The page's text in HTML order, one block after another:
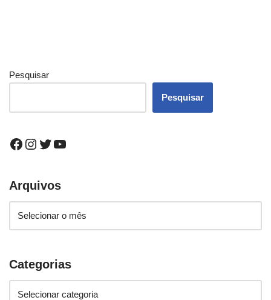
Pesquisar
Pesquisar
Arquivos
Categorias